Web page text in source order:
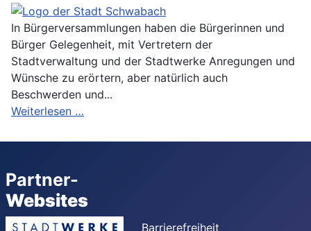
In Bürgerversammlungen haben die Bürgerinnen und
Bürger Gelegenheit, mit Vertretern der
Stadtverwaltung und der Stadtwerke Anregungen und
Wünsche zu erörtern, aber natürlich auch
Beschwerden und...
Weiterlesen …
Partner-
Websites
Barrierefreiheit